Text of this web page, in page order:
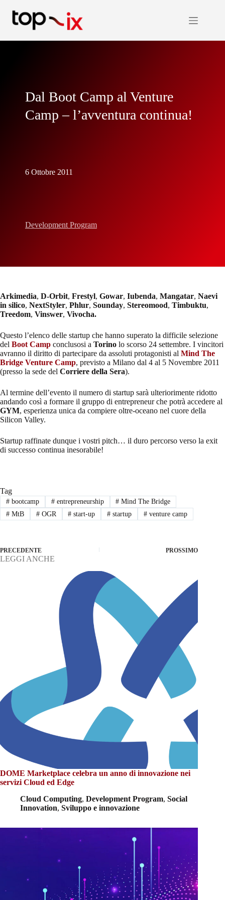
contenuto
Dal Boot Camp al Venture
Camp – l’avventura continua!
6 Ottobre 2011
Development Program
Arkimedia, D-Orbit, Frestyl, Gowar, Iubenda, Mangatar, Naevi
in silico, NextStyler, Phlur, Sounday, Stereomood, Timbuktu,
Treedom, Vinswer, Vivocha.
Questo l’elenco delle startup che hanno superato la difficile selezione
del Boot Camp conclusosi a Torino lo scorso 24 settembre. I vincitori
avranno il diritto di partecipare da assoluti protagonisti al Mind The
Bridge Venture Camp, previsto a Milano dal 4 al 5 Novembre 2011
(presso la sede del Corriere della Sera).
Al termine dell’evento il numero di startup sarà ulteriorimente ridotto
andando così a formare il gruppo di entrepreneur che potrà accedere al
GYM, esperienza unica da compiere oltre-oceano nel cuore della
Silicon Valley.
Startup raffinate dunque i vostri pitch… il duro percorso verso la exit
di successo continua inesorabile!
Tag
#bootcamp #entrepreneurship # Mind The Bridge
#MtB #OGR # start-up # startup # venture camp
PRECEDENTE PROSSIMO
LEGGI ANCHE
DOME Marketplace celebra un anno di innovazione nei
servizi Cloud ed Edge
Cloud Computing, Development Program, Social
Innovation, Sviluppo e innovazione